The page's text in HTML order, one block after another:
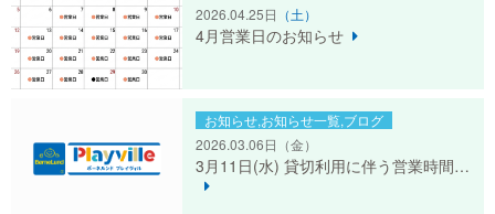
2026.04.25日 （土）
4月営業日のお知らせ
お知らせ,お知らせ一覧,ブログ
2026.03.06日 （金）
3月11日(水) 貸切利用に伴う営業時間…